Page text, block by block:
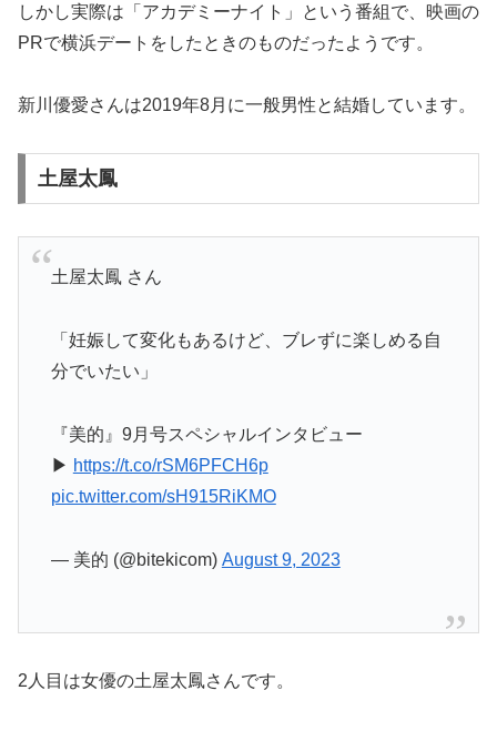
しかし実際は「アカデミーナイト」という番組で、映画の
PRで横浜デートをしたときのものだったようです。
新川優愛さんは2019年8月に一般男性と結婚しています。
土屋太鳳
土屋太鳳 さん
「妊娠して変化もあるけど、ブレずに楽しめる自
分でいたい」
『美的』9月号スペシャルインタビュー
▶︎ https://t.co/rSM6PFCH6p
pic.twitter.com/sH915RiKMO
— 美的 (@bitekicom) August 9, 2023
2人目は女優の土屋太鳳さんです。